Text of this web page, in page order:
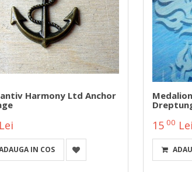
Harmony Ltd Anchor
Lei
IN COS
15 00 Lei